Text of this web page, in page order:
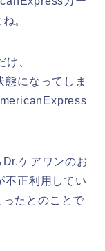
。
、
になってしま
ケアワンのお
不正利用してい
たとのことで